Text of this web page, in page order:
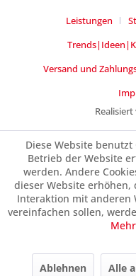
Mit *
Leistungen
Versand und
Diese Website
Betrieb der Website
werden. Andere
dieser Website
Interaktion mit anderen
vereinfachen sollen,
Ablehnen Alle